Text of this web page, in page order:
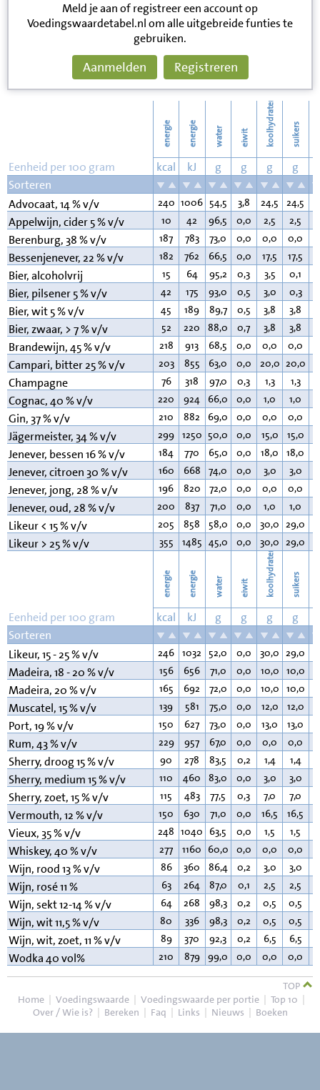
Meld je aan of registreer een account op
Voedingswaardetabel.nl om alle uitgebreide funties te
gebruiken.
Aanmelden Registreren
energie energie water eiwit koolhydraten suikers
Eenheid per 100 gram kcal kJ g g g g
Sorteren
Advocaat, 14 % v/v
240 1006 54,5 3,8 24,5 24,5
Appelwijn, cider 5 % v/v 10 42 96,5 0,0 2,5 2,5
Berenburg, 38 % v/v 187 783 73,0 0,0 0,0 0,0
Bessenjenever, 22 % v/v 182 762 66,5 0,0 17,5 17,5
Bier, alcoholvrij 15 64 95,2 0,3 3,5 0,1
Bier, pilsener 5 % v/v 42 175 93,0 0,5 3,0 0,3
Bier, wit 5 % v/v 45 189 89,7 0,5 3,8 3,8
Bier, zwaar, > 7 % v/v 52 220 88,0 0,7 3,8 3,8
Brandewijn, 45 % v/v 218 913 68,5 0,0 0,0 0,0
Campari, bitter 25 % v/v 203 855 63,0 0,0 20,0 20,0
Champagne 76 318 97,0 0,3 1,3 1,3
Cognac, 40 % v/v 220 924 66,0 0,0 1,0 1,0
Gin, 37 % v/v 210 882 69,0 0,0 0,0 0,0
Jägermeister, 34 % v/v 299 1250 50,0 0,0 15,0 15,0
Jenever, bessen 16 % v/v 184 770 65,0 0,0 18,0 18,0
Jenever, citroen 30 % v/v 160 668 74,0 0,0 3,0 3,0
Jenever, jong, 28 % v/v 196 820 72,0 0,0 0,0 0,0
Jenever, oud, 28 % v/v 200 837 71,0 0,0 1,0 1,0
Likeur < 15 % v/v 205 858 58,0 0,0 30,0 29,0
Likeur > 25 % v/v 355 1485 45,0 0,0 30,0 29,0
energie energie water eiwit koolhydraten suikers
Eenheid per 100 gram kcal kJ g g g g
Sorteren
Likeur, 15 - 25 % v/v
246 1032 52,0 0,0 30,0 29,0
Madeira, 18 - 20 % v/v 156 656 71,0 0,0 10,0 10,0
Madeira, 20 % v/v 165 692 72,0 0,0 10,0 10,0
Muscatel, 15 % v/v 139 581 75,0 0,0 12,0 12,0
Port, 19 % v/v 150 627 73,0 0,0 13,0 13,0
Rum, 43 % v/v 229 957 67,0 0,0 0,0 0,0
Sherry, droog 15 % v/v 90 278 83,5 0,2 1,4 1,4
Sherry, medium 15 % v/v 110 460 83,0 0,0 3,0 3,0
Sherry, zoet, 15 % v/v 115 483 77,5 0,3 7,0 7,0
Vermouth, 12 % v/v 150 630 71,0 0,0 16,5 16,5
Vieux, 35 % v/v 248 1040 63,5 0,0 1,5 1,5
Whiskey, 40 % v/v 277 1160 60,0 0,0 0,0 0,0
Wijn, rood 13 % v/v 86 360 86,4 0,2 3,0 3,0
Wijn, rosé 11 % 63 264 87,0 0,1 2,5 2,5
Wijn, sekt 12-14 % v/v 64 268 98,3 0,2 0,5 0,5
Wijn, wit 11,5 % v/v 80 336 98,3 0,2 0,5 0,5
Wijn, wit, zoet, 11 % v/v 89 370 92,3 0,2 6,5 6,5
Wodka 40 vol% 210 879 99,0 0,0 0,0 0,0
TOP
Home | Voedingswaarde | Voedingswaarde per portie | Top 10 |
Over / Wie is? | Bereken | Faq | Links | Nieuws | Boeken